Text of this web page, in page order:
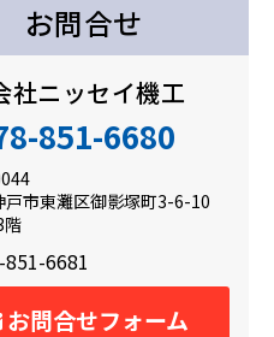
お問合せ
社ニッセイ機工
851-6680
戸市東灘区御影塚町3-6-10
階
6681
お問合せフォーム